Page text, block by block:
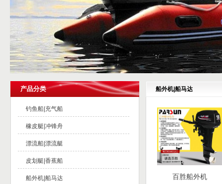
船外机|船马达
百胜船外机
产品分类
钓鱼船|充气船
橡皮艇|冲锋舟
漂流船|漂流艇
皮划艇|香蕉船
船外机|船马达